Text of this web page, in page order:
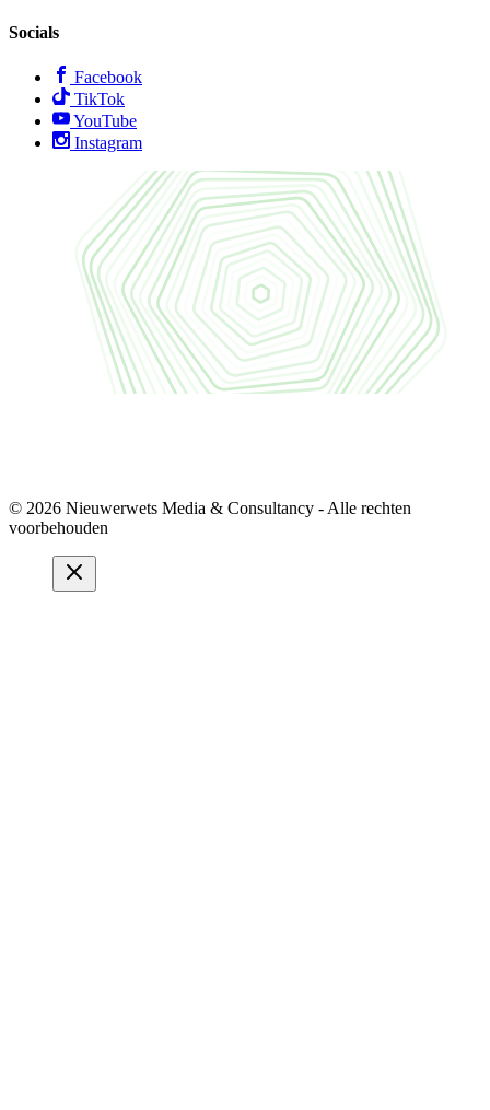
Socials
Facebook
TikTok
YouTube
Instagram
© 2026 Nieuwerwets Media & Consultancy - Alle rechten
voorbehouden